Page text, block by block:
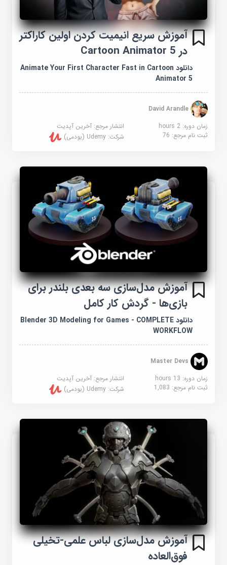
آموزش سریع انیمیت کردن اولین کاراکتر
در Cartoon Animator 5
دانلود Animate Your First Character Fast in Cartoon
Animator 5
David Arandle
زمان دوره: 2 hours
انتشار مرجع:آخرین آپدیت
ثبت نام مرجع:76 شرکت:Udemy (یودمی)
آموزش مدل‌سازی سه بعدی بلندر برای
بازی‌ها - گردش کار کامل
دانلود Blender 3D Modeling for Games - COMPLETE
WORKFLOW
Master Devs
زمان دوره: 13 hours
انتشار مرجع:آخرین آپدیت
ثبت نام مرجع:1,083 شرکت:Udemy (یودمی)
آموزش مدل‌سازی لباس علمی-تخیلی
فوق‌العاده